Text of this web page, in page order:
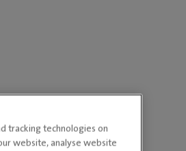
tracking technologies on
website, analyse website